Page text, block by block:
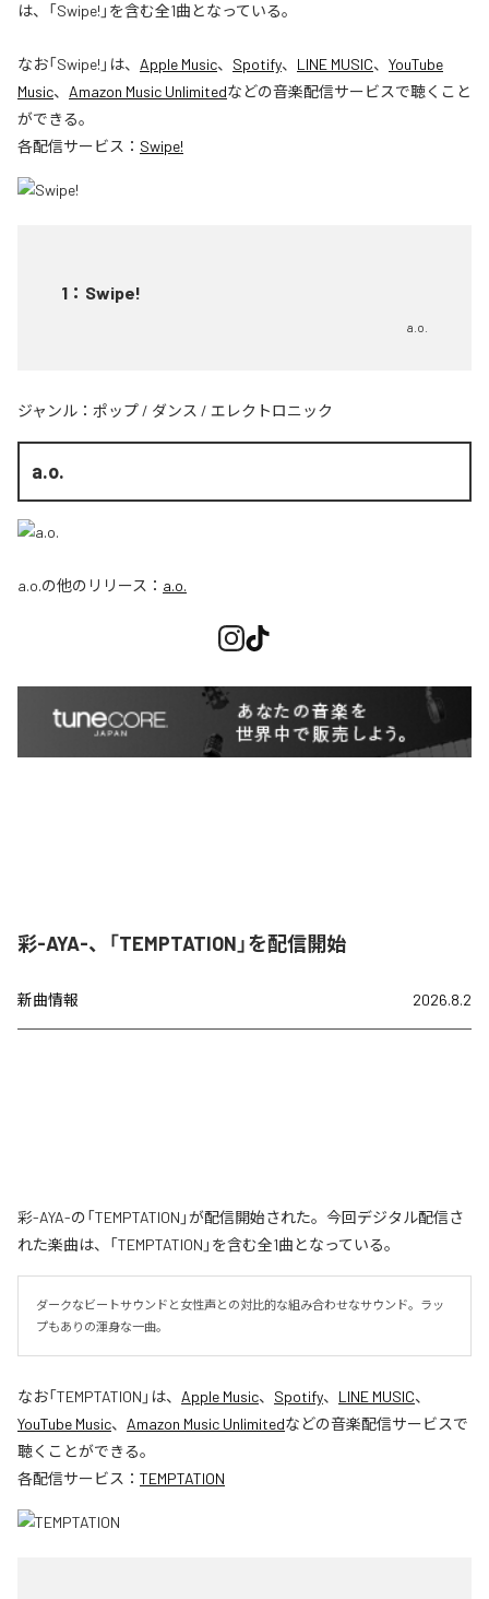
は、「Swipe!」を含む全1曲となっている。
なお「Swipe! 」は、 Apple Music、 Spotify、 LINE MUSIC、 YouTube
Music、 Amazon Music Unlimitedなどの音楽配信サービスで聴くこと
ができる。
各配信サービス： Swipe!
1 ： Swipe!
a.o.
ジャンル： ポップ / ダンス / エレクトロニック
a.o.
a.o.の他のリリース： a.o.
彩-AYA-、「TEMPTATION」を配信開始
新曲情報 2026.8.2
彩-AYA-の「TEMPTATION」が配信開始された。今回デジタル配信さ
れた楽曲は、「TEMPTATION」を含む全1曲となっている。
ダークなビートサウンドと女性声との対比的な組み合わせなサウンド。ラッ
プもありの渾身な一曲。
なお「TEMPTATION 」は、 Apple Music、 Spotify、 LINE MUSIC、
YouTube Music、 Amazon Music Unlimitedなどの音楽配信サービスで
聴くことができる。
各配信サービス： TEMPTATION